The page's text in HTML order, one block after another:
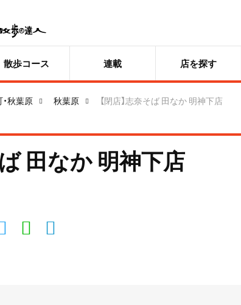
散歩コース 連載 店を探す
秋葉原 秋葉原
【閉店】志奈そば 田なか 明神下店
ば 田なか 明神下店